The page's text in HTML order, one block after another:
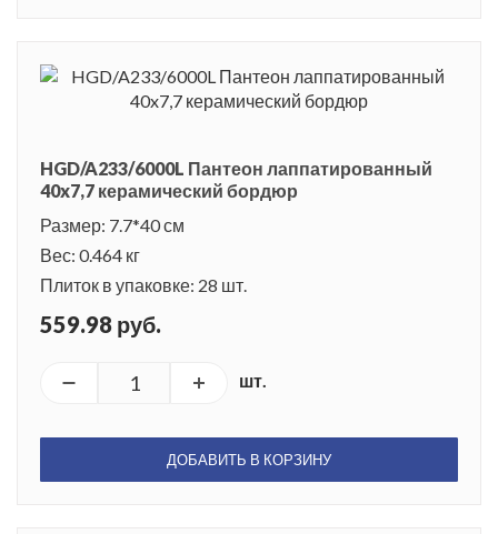
HGD/A233/6000L Пантеон лаппатированный
40x7,7 керамический бордюр
Размер: 7.7*40 см
Вес: 0.464 кг
Плиток в упаковке: 28 шт.
559.98 руб.
шт.
ДОБАВИТЬ В КОРЗИНУ